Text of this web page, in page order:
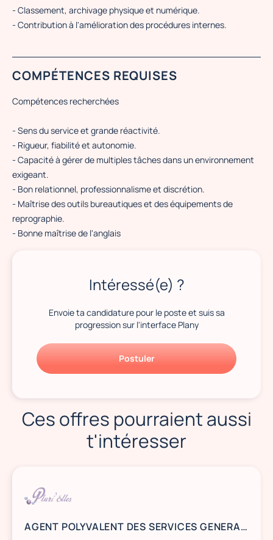
- Classement, archivage physique et numérique.
- Contribution à l'amélioration des procédures internes.
COMPÉTENCES REQUISES
Compétences recherchées
- Sens du service et grande réactivité.
- Rigueur, fiabilité et autonomie.
- Capacité à gérer de multiples tâches dans un environnement
exigeant.
- Bon relationnel, professionnalisme et discrétion.
- Maîtrise des outils bureautiques et des équipements de
reprographie.
- Bonne maîtrise de l'anglais
Intéressé(e) ?
Envoie ta candidature pour le poste et suis sa
progression sur l'interface Plany
Postuler
Ces offres pourraient aussi
t'intéresser
AGENT POLYVALENT DES SERVICES GENERAUX